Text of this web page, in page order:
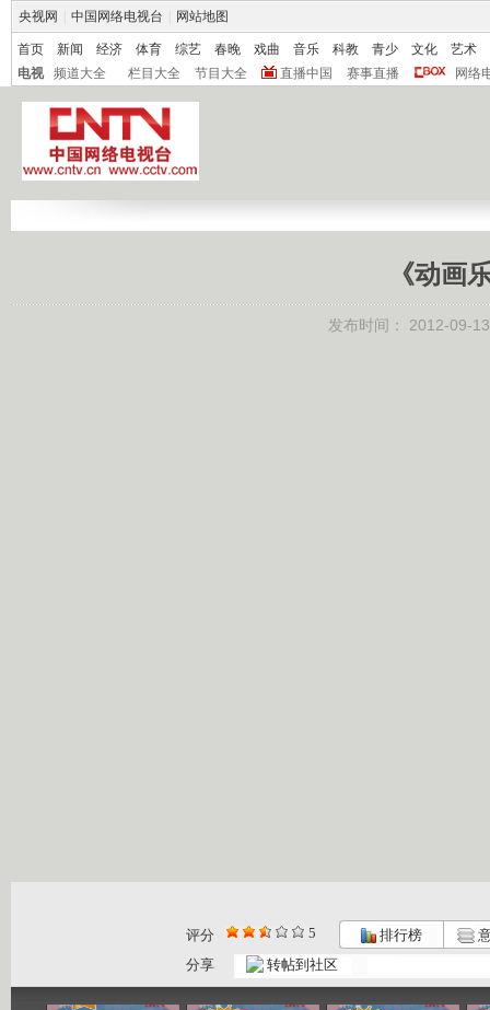
央视网 中国网络电视台 网站地图
首页 新闻 经济 体育 综艺 春晚 戏曲 音乐 科教 青少 文化
艺术
电视
频道大全 栏目大全 节目大全 直播中国 赛事直播 网络
《动画
发布时间： 2012-09-
评分 5 排行榜
分享
转帖到社区
01:03
动画乐翻天...
01:03
动画乐翻天...
01:03